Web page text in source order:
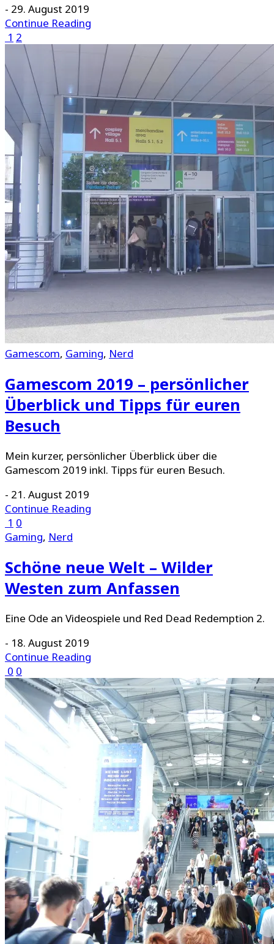
- 29. August 2019
Continue Reading
1 2
Gamescom, Gaming, Nerd
Gamescom 2019 – persönlicher
Überblick und Tipps für euren
Besuch
Mein kurzer, persönlicher Überblick über die
Gamescom 2019 inkl. Tipps für euren Besuch.
- 21. August 2019
Continue Reading
1 0
Gaming, Nerd
Schöne neue Welt – Wilder
Westen zum Anfassen
Eine Ode an Videospiele und Red Dead Redemption 2.
- 18. August 2019
Continue Reading
0 0